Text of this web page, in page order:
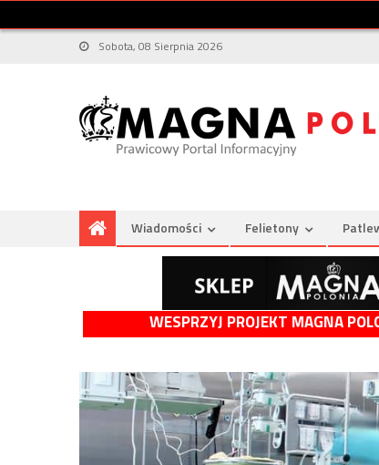
Sobota, 08 Sierpnia 2026
Wiadomości Felietony
WESPRZYJ PROJEKT MAGNA